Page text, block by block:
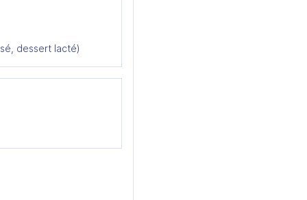
dessert lacté)